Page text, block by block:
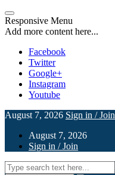
Responsive Menu
Add more content here...
Facebook
Twitter
Google+
Instagram
Youtube
August 7, 2026 Sign in / Join
August 7, 2026
Sign in / Join